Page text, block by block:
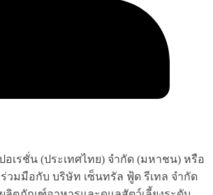
อเรชั่น (ประเทศไทย) จำกัด (มหาชน) หรือ
วมมือกับ บริษัท เซ็นทรัล ฟู้ด รีเทล จำกัด